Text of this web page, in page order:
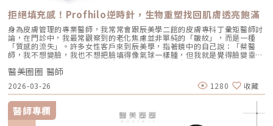
拒絕填充感！Profhilo逆時針，生物重塑找回肌膚透亮飽滿
身為皮膚管理的專業醫師，我常常會跟辰美學二館的皮膚專科丁彙矩醫師討
論，在門診中，我最常觀察到的老化焦慮並非單純的「皺紋」，而是一種
「質感的流失」。許多女性客戶來到辰美學，指著鏡中的自己說：「蔡醫
師，我不想變臉，我也不想把臉填得像氣球一樣腫，但我就是覺得臉變垂
了、乾了，看起來很累。」這種「累感」，往往來自於肌膚真皮層結構的崩
解。過去我們習慣用玻尿酸去「填補」凹陷，或是用電音波去「緊緻」皮
表，但在這兩者之間，其實存在著一個關鍵的空白區：生物重塑（Bio-
Remodeling）。這就是為什麼我對 Profhilo 逆時針（俗稱：璞菲洛）情
有獨鍾的原因。一、 重新定義抗老：為什麼妳需要的是「重塑」而非「填
充」？在深入了解 Profhilo逆時針 之前，我們必須先釐清肌膚老化的本
質。肌膚的年輕度由真皮層的三大支柱決定：水份、膠原蛋白
（Collagen）以及彈力蛋白（Elastin）。多數人對膠原蛋白耳熟能詳，它
醫美圈圈 醫師
2026-03-26 1280 收藏
醫師專欄